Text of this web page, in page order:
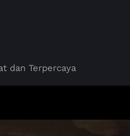
dan Terpercaya